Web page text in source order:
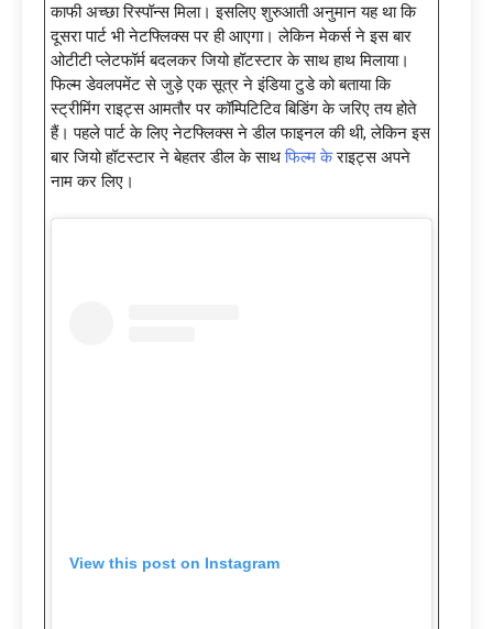
काफी अच्छा रिस्पॉन्स मिला। इसलिए शुरुआती अनुमान यह था कि
दूसरा पार्ट भी नेटफ्लिक्स पर ही आएगा। लेकिन मेकर्स ने इस बार
ओटीटी प्लेटफॉर्म बदलकर जियो हॉटस्टार के साथ हाथ मिलाया।
फिल्म डेवलपमेंट से जुड़े एक सूत्र ने इंडिया टुडे को बताया कि
स्ट्रीमिंग राइट्स आमतौर पर कॉम्पिटिटिव बिडिंग के जरिए तय होते
हैं। पहले पार्ट के लिए नेटफ्लिक्स ने डील फाइनल की थी, लेकिन इस
बार जियो हॉटस्टार ने बेहतर डील के साथफिल्म केराइट्स अपने
नाम कर लिए।
View this post on Instagram